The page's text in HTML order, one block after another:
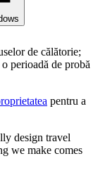
de călătorie;
perioadă de probă
pentru a
design travel
we make comes